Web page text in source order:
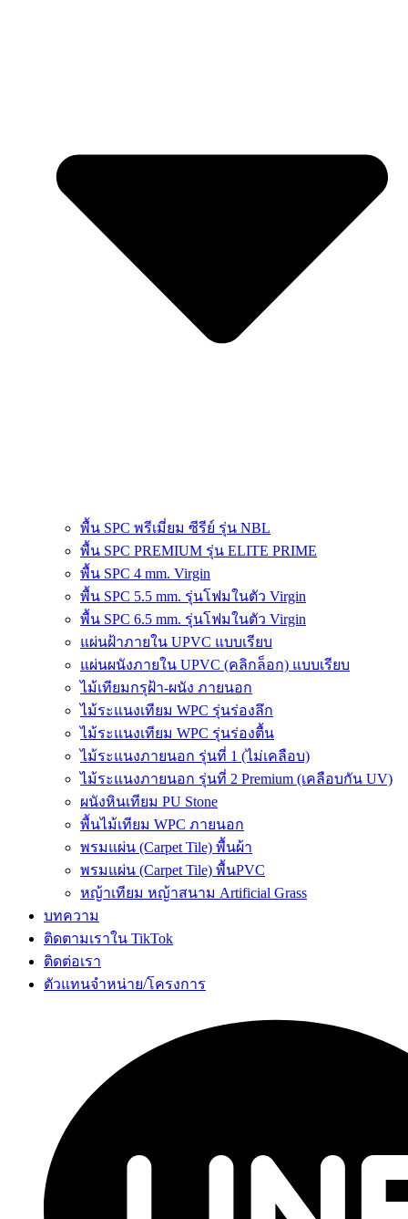
พื้น SPC พรีเมี่ยม ซีรีย์ รุ่น NBL
พื้น SPC PREMIUM รุ่น ELITE PRIME
พื้น SPC 4 mm. Virgin
พื้น SPC 5.5 mm. รุ่นโฟมในตัว Virgin
พื้น SPC 6.5 mm. รุ่นโฟมในตัว Virgin
แผ่นฝ้าภายใน UPVC แบบเรียบ
แผ่นผนังภายใน UPVC (คลิกล็อก) แบบเรียบ
ไม้เทียมกรุฝ้า-ผนัง ภายนอก
ไม้ระแนงเทียม WPC รุ่นร่องลึก
ไม้ระแนงเทียม WPC รุ่นร่องตื้น
ไม้ระแนงภายนอก รุ่นที่ 1 (ไม่เคลือบ)
ไม้ระแนงภายนอก รุ่นที่ 2 Premium (เคลือบกัน UV)
ผนังหินเทียม PU Stone
พื้นไม้เทียม WPC ภายนอก
พรมแผ่น (Carpet Tile) พื้นผ้า
พรมแผ่น (Carpet Tile) พื้นPVC
หญ้าเทียม หญ้าสนาม Artificial Grass
บทความ
ติดตามเราใน TikTok
ติดต่อเรา
ตัวแทนจำหน่าย/โครงการ